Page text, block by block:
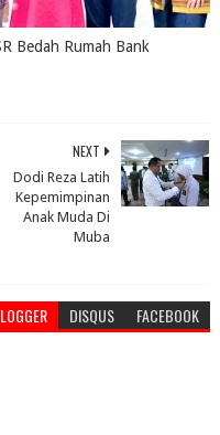
Bedah Rumah Bank
NEXT
Dodi Reza Latih
Kepemimpinan
Anak Muda Di
Muba
DISQUS FACEBOOK